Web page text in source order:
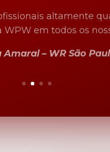
altamente
em todos os
Amaral – WR São